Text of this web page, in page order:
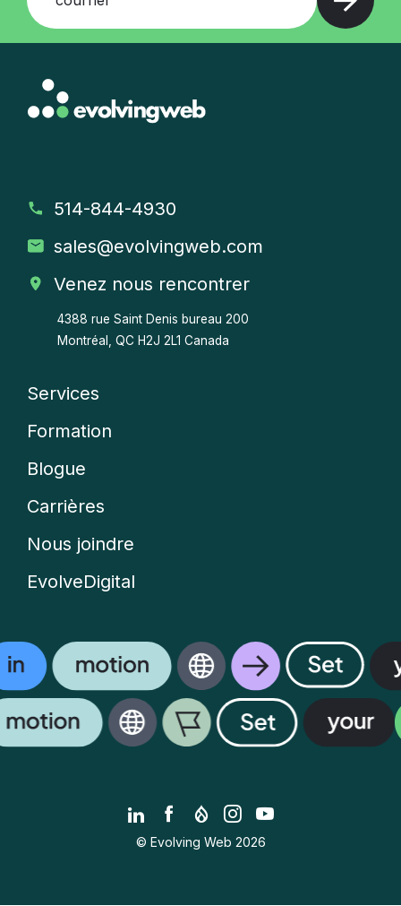
514-844-4930
sales@evolvingweb.com
Venez nous rencontrer
4388 rue Saint Denis bureau 200
Montréal, QC H2J 2L1 Canada
menu
Services
Formation
Blogue
Carrières
Nous joindre
EvolveDigital
© Evolving Web 2026
LinkedIn
Facebook
Drupal.org
Instagram
YouTube